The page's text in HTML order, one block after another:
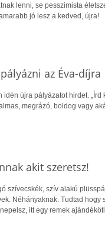
lenni, se pesszimista
jó lesz a kedved, újra!
az Éva-díjra
idén újra pályázatot hirdet.
megrázó, boldog vagy
akit szeretsz!
szívecskék, szív alakú
Néhányaknak. Tudtad
itt egy remek